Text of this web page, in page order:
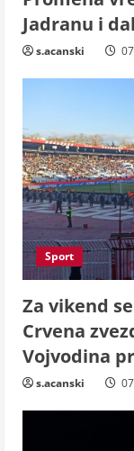
Jadranu i
s.acanski
Sport
Za vikend
Crvena
Vojvodina
s.acanski